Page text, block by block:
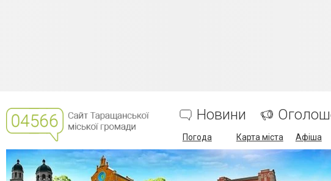
Новини
Погода Карта міста Афіша